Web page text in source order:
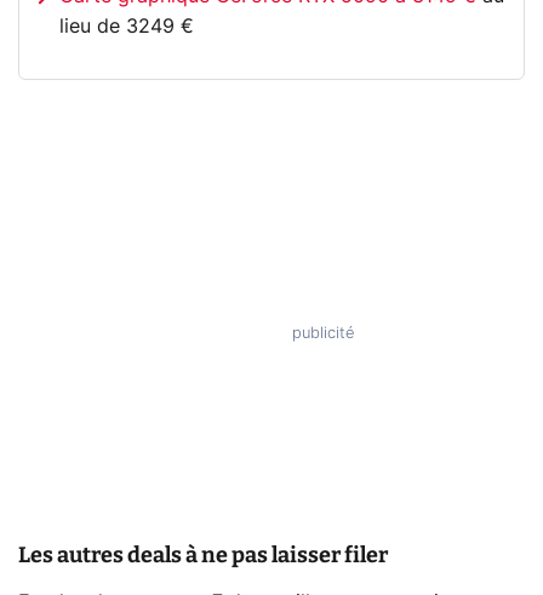
lieu de 3249 €
Les autres deals à ne pas laisser filer